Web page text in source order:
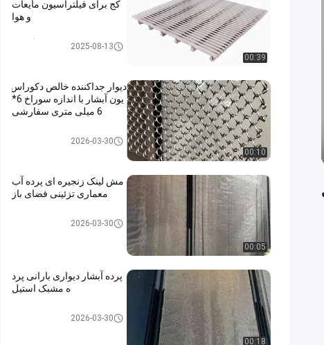
00:39
کج برای فیلتراسیون مایعات
و هوا
صفحات سیم گوه ای2025-08-13
00:10
دیوار جداکننده خالص دکوراس
یون آبشار با اندازه سوراخ 6*
6 میلی متری سفارشی
مش فلزی معماری2026-03-30
00:05
مش لینک زنجیره ای پرده آب
معماری تزئینی فضای باز
مش فلزی معماری2026-03-30
00:18
پرده آبشار دیواری بارانی پرد
ه مشبک استیل
مش فلزی معماری2026-03-30